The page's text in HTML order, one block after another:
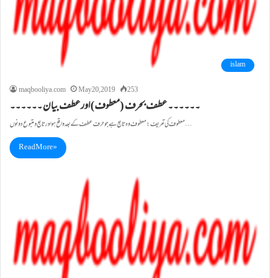
islam
maqbooliya.com
May 20, 2019 253
۔۔۔۔۔۔ عطف بحرف (معطوف)اور عطف بیان ۔۔۔۔۔۔
معطوف کی تعریف: معطوف وہ تابع ہے جو حرف عطف کے بعد واقع ہو اور تابع ومتبوع دونوں…
Read More »